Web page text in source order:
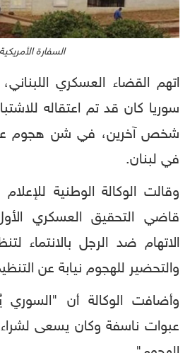
السفارة الأمريكية
اتهم القضاء العسكري
شخص آخرين، في شن هجوم على
في لبنان.
وقالت الوكالة الوطنية للإعلام
قاضي التحقيق العسكري الأول
الاتهام ضد الرجل بالانتماء
والتحضير للهجوم نيابة عن
وأضافت الوكالة أن
عبوات ناسفة وكان يسعى